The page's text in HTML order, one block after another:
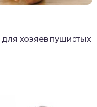
хозяев пушистых